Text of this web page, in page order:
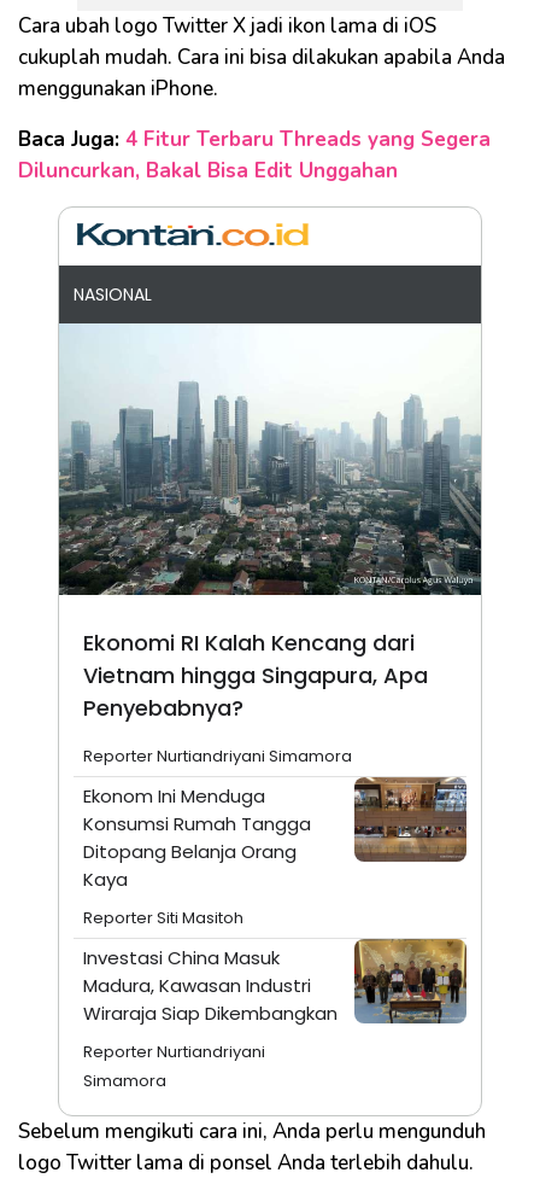
Cara ubah logo Twitter X jadi ikon lama di iOS
cukuplah mudah. Cara ini bisa dilakukan apabila Anda
menggunakan iPhone.
Baca Juga: 4 Fitur Terbaru Threads yang Segera
Diluncurkan, Bakal Bisa Edit Unggahan
NASIONAL
Ekonomi RI Kalah Kencang dari
Vietnam hingga Singapura, Apa
Penyebabnya?
Reporter Nurtiandriyani Simamora
Ekonom Ini Menduga
Konsumsi Rumah Tangga
Ditopang Belanja Orang
Kaya
Reporter Siti Masitoh
Investasi China Masuk
Madura, Kawasan Industri
Wiraraja Siap Dikembangkan
Reporter Nurtiandriyani
Simamora
Sebelum mengikuti cara ini, Anda perlu mengunduh
logo Twitter lama di ponsel Anda terlebih dahulu.